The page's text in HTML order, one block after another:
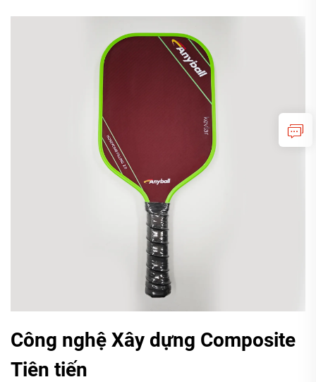
Công nghệ Xây dựng Composite
Tiên tiến